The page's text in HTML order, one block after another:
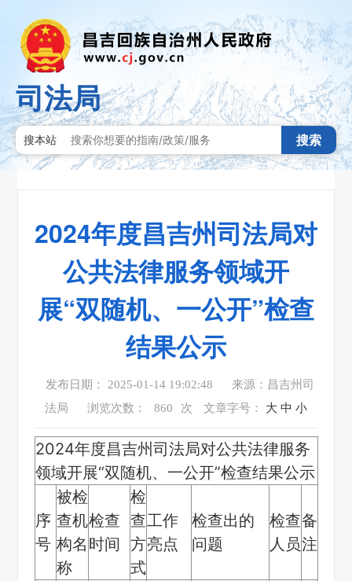
司法局
搜本站 搜索
2024年度昌吉州司法局对
公共法律服务领域开
展“双随机、一公开”检查
结果公示
发布日期： 2025-01-14 19:02:48
来源：昌吉州司
法局
浏览次数： 860 次 文章字号： 大 中 小
2024年度昌吉州司法局对公共法律服务
领域开展“双随机、一公开”检查结果公示
序
号
被检
查机
构名
称
检查
时间
检
查
方
式
工作
亮点
检查出的
问题
检查
人员
备
注